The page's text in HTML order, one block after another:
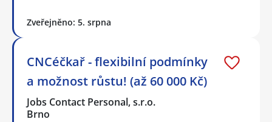
Zveřejněno: 5. srpna
CNCéčkař - flexibilní podmínky
a možnost růstu! (až 60 000 Kč)
Jobs Contact Personal, s.r.o.
Brno